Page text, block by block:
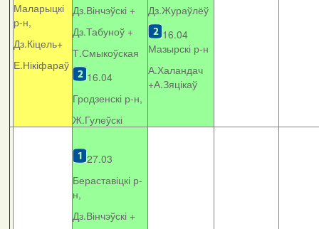
Маларыцкі
р-н,
Дз.Кіцель+
Е.Нікіфараў
Дз.Вінчэўскі +
Дз.Табуноў +
Т.Смыкоўская
16.04
Гродзенскі р-н,
Ж.Гулеўскі
Дз.Жураўлёў
16.04
Мазырскі р-н
А.Халандач
+А.Зяцікаў
27.03
Бераставіцкі р-
н,
Дз.Вінчэўскі +